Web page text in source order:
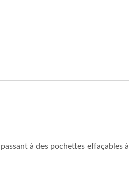
à des pochettes effaçables